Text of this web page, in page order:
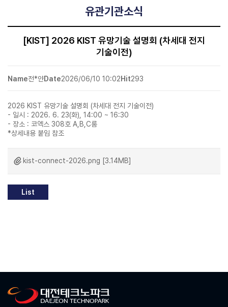
유관기관소식
[KIST] 2026 KIST 유망기술 설명회 (차세대 전지
기술이전)
Name전*얀Date2026/06/10 10:02Hit293
2026 KIST 유망기술 설명회 (차세대 전지 기술이전)
- 일시 : 2026. 6. 23(화), 14:00 ~ 16:30
- 장소 : 코엑스 308호 A,B,C룸
*상세내용 붙임 참조
kist-connect-2026.png [3.14MB]
List